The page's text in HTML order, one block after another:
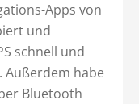
Apps von
und
schnell und
habe
Bluetooth